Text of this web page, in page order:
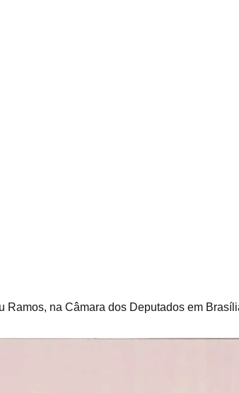
na Câmara dos Deputados em